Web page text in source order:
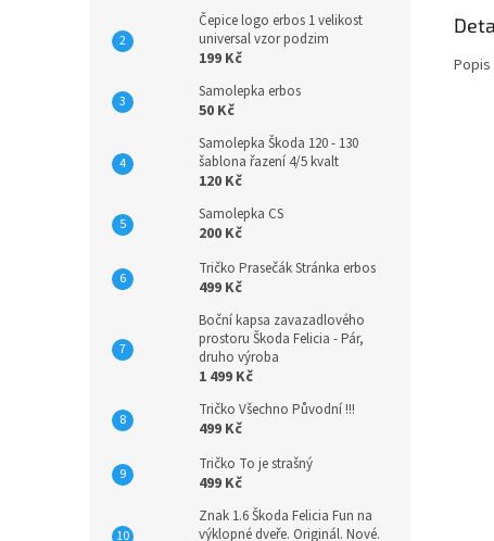
Čepice logo erbos 1 velikost
universal vzor podzim
199 Kč
Samolepka erbos
50 Kč
Samolepka Škoda 120 - 130
šablona řazení 4/5 kvalt
120 Kč
Samolepka CS
200 Kč
Tričko Prasečák Stránka erbos
499 Kč
Boční kapsa zavazadlového
prostoru Škoda Felicia - Pár,
druho výroba
1 499 Kč
Tričko Všechno Původní !!!
499 Kč
Tričko To je strašný
499 Kč
Znak 1.6 Škoda Felicia Fun na
výklopné dveře. Originál. Nové.